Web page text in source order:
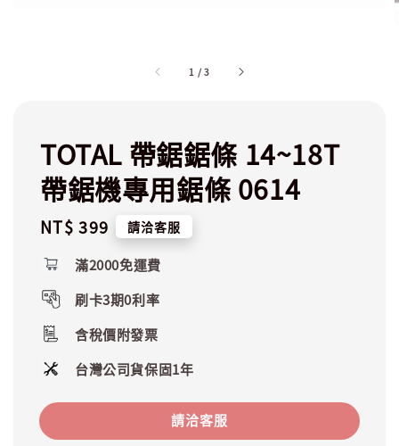
1 /3
TOTAL 帶鋸鋸條 14~18T
帶鋸機專用鋸條 0614
Regular
NT$ 399 請洽客服
滿2000免運費
刷卡3期0利率
含稅價附發票
台灣公司貨保固1年
請洽客服